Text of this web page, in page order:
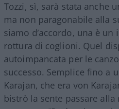
Tozzi, sì, sarà stata anche
ma non paragonabile alla
siamo d’accordo, una è un
rottura di coglioni. Quel
autoimpancata per le
successo. Semplice fino a
Karajan, che era von
bistrò la sente passare alla